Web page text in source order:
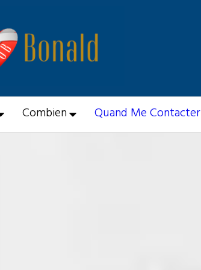
Combien Quand Me Contacter